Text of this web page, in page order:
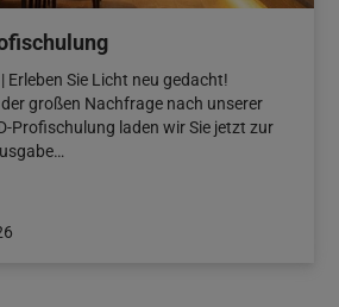
Erleben Sie Licht neu gedacht!
großen Nachfrage nach unserer
Profischulung laden wir Sie jetzt zur